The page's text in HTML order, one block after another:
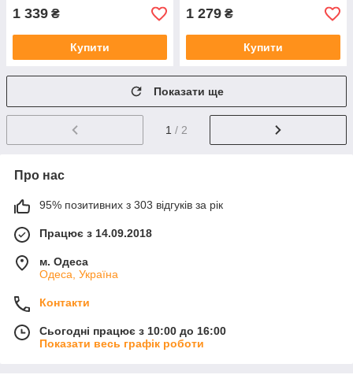
1 339 ₴
Купити
1 279 ₴
Купити
Показати ще
1 / 2
Про нас
95% позитивних з 303 відгуків за рік
Працює з 14.09.2018
м. Одеса
Одеса, Україна
Контакти
Сьогодні працює з 10:00 до 16:00
Показати весь графік роботи